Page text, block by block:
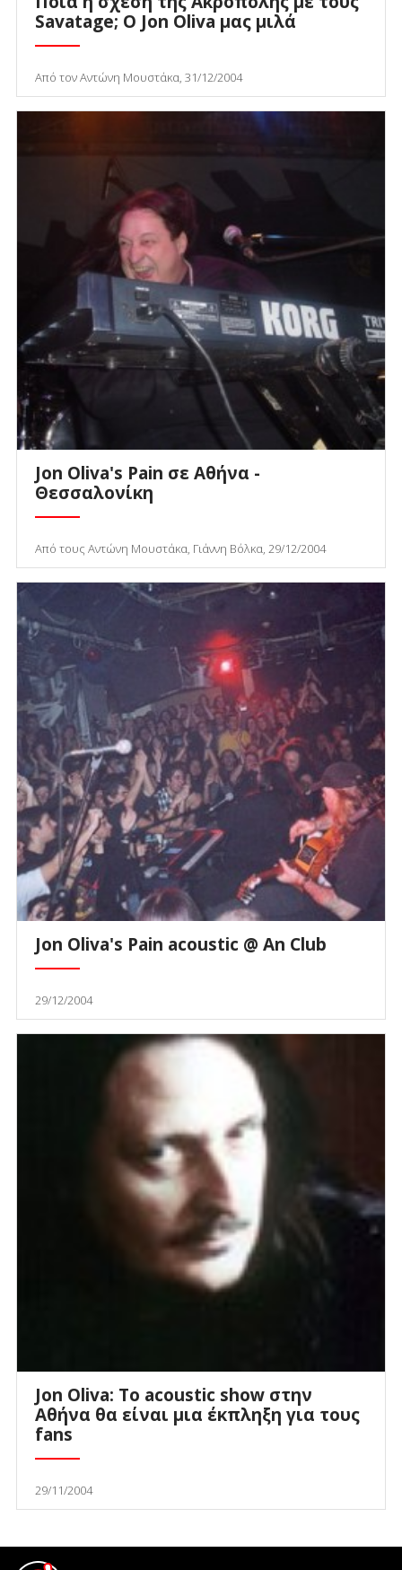
Savatage; Ο Jon Oliva μας μιλά
Από τον Αντώνη Μουστάκα, 31/12/2004
Jon Oliva's Pain σε Αθήνα -
Θεσσαλονίκη
Από τους Αντώνη Μουστάκα, Γιάννη Βόλκα, 29/12/2004
Jon Oliva's Pain acoustic @ An Club
29/12/2004
Jon Oliva: Το acoustic show στην
Αθήνα θα είναι μια έκπληξη για τους
fans
29/11/2004